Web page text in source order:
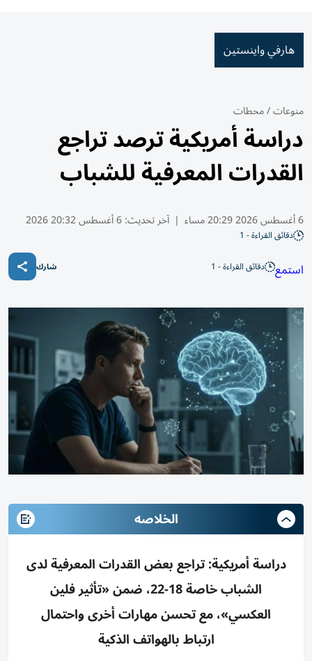
هارفي واينستين
منوعات/محطات
دراسة أمريكية ترصد تراجع
القدرات المعرفية للشباب
6 أغسطس 2026 20:29 مساء | آخر تحديث:6 أغسطس 20:32 2026
دقائق القراءة - 1
استمع دقائق القراءة - 1 شارك
الخلاصه
دراسة أمريكية: تراجع بعض القدرات المعرفية لدى
الشباب خاصة 18-22، ضمن «تأثير فلين
العكسي»، مع تحسن مهارات أخرى واحتمال
ارتباط بالهواتف الذكية